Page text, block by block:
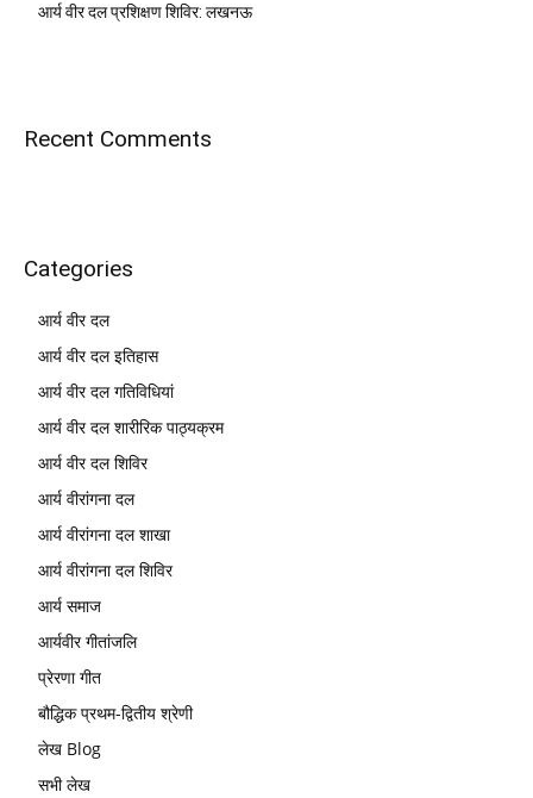
आर्य वीर दल प्रशिक्षण शिविर: लखनऊ
Recent Comments
Categories
आर्य वीर दल
आर्य वीर दल इतिहास
आर्य वीर दल गतिविधियां
आर्य वीर दल शारीरिक पाठ्यक्रम
आर्य वीर दल शिविर
आर्य वीरांगना दल
आर्य वीरांगना दल शाखा
आर्य वीरांगना दल शिविर
आर्य समाज
आर्यवीर गीतांजलि
प्रेरणा गीत
बौद्धिक प्रथम-द्वितीय श्रेणी
लेख Blog
सभी लेख